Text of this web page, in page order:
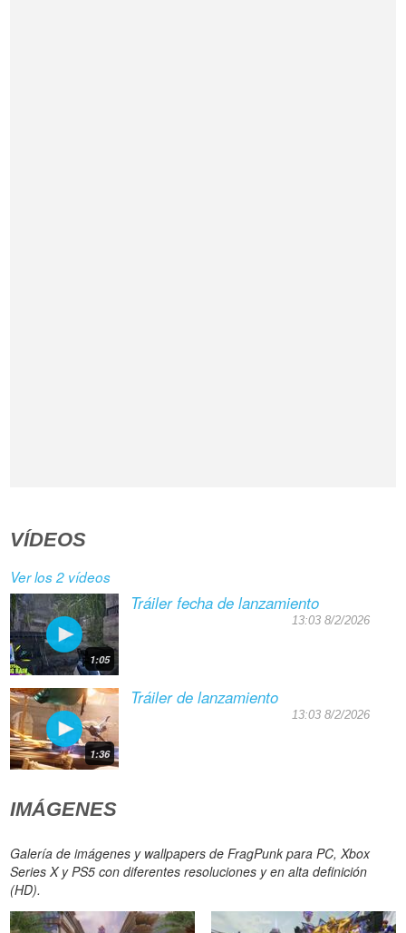
VÍDEOS
Ver los 2 vídeos
1:05
Tráiler fecha de lanzamiento
13:03 8/2/2026
1:36
Tráiler de lanzamiento
13:03 8/2/2026
IMÁGENES
Galería de imágenes y wallpapers de FragPunk para PC, Xbox
Series X y PS5 con diferentes resoluciones y en alta definición
(HD).